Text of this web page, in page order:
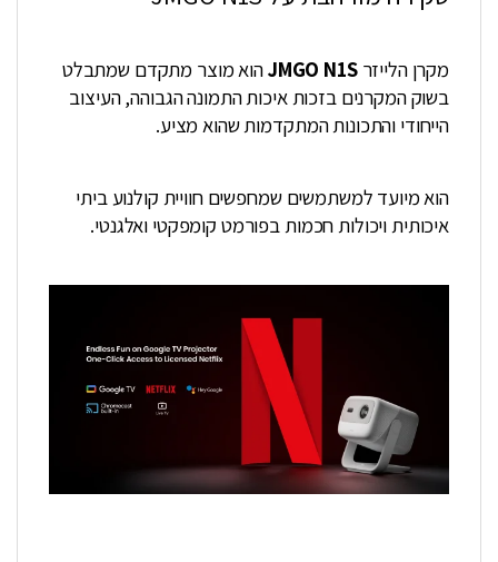
מקרן הלייזרJMGO N1Sהוא מוצר מתקדם שמתבלט
בשוק המקרנים בזכות איכות התמונה הגבוהה, העיצוב
הייחודי והתכונות המתקדמות שהוא מציע.
הוא מיועד למשתמשים שמחפשים חוויית קולנוע ביתי
איכותית ויכולות חכמות בפורמט קומפקטי ואלגנטי.